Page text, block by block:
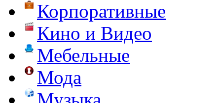
Корпоративные
Кино и Видео
Мебельные
Мода